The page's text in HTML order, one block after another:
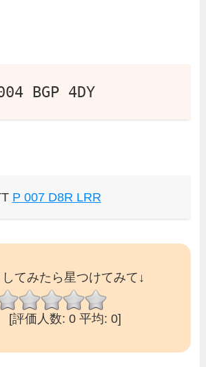
BGP 4DY
P 007 D8R LRR
してみたら星つけてみて↓
[評価人数: 0平均: 0]